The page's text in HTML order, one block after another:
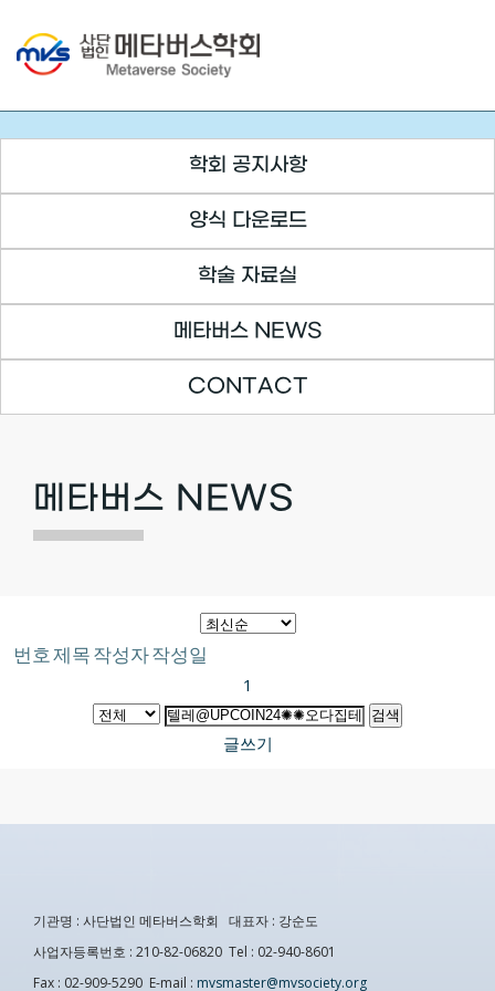
to
content
학회 공지사항
양식 다운로드
학술 자료실
메타버스 NEWS
CONTACT
메타버스 NEWS
번호제목작성자작성일
1
검색
글쓰기
기관명 : 사단법인 메타버스학회 대표자 : 강순도
사업자등록번호 : 210-82-06820 Tel : 02-940-8601
Fax : 02-909-5290 E-mail : mvsmaster@mvsociety.org